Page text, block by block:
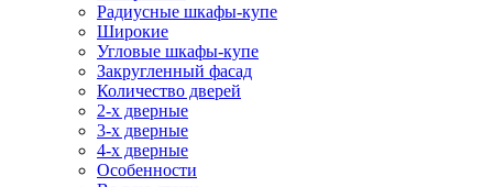
Радиусные шкафы-купе
Широкие
Угловые шкафы-купе
Закругленный фасад
Количество дверей
2-х дверные
3-х дверные
4-х дверные
Особенности